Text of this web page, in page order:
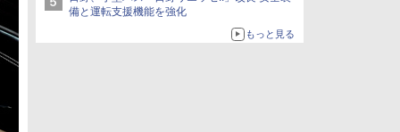
備と運転支援機能を強化
もっと見る